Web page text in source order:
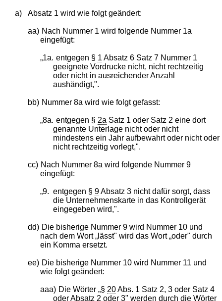
a) Absatz 1 wird wie folgt geändert:
aa) Nach Nummer 1 wird folgende Nummer 1a
eingefügt:
„1a. entgegen § 1 Absatz 6 Satz 7 Nummer 1
geeignete Vordrucke nicht, nicht rechtzeitig
oder nicht in ausreichender Anzahl
aushändigt,".
bb) Nummer 8a wird wie folgt gefasst:
„8a. entgegen § 2a Satz 1 oder Satz 2 eine dort
genannte Unterlage nicht oder nicht
mindestens ein Jahr aufbewahrt oder nicht oder
nicht rechtzeitig vorlegt,".
cc) Nach Nummer 8a wird folgende Nummer 9
eingefügt:
„9. entgegen § 9Absatz 3 nicht dafür sorgt, dass
die Unternehmenskarte in das Kontrollgerät
eingegeben wird,".
dd) Die bisherige Nummer 9 wird Nummer 10 und
nach dem Wort „lässt" wird das Wort „oder" durch
ein Komma ersetzt.
ee) Die bisherige Nummer 10 wird Nummer 11 und
wie folgt geändert:
aaa) Die Wörter „§ 20Abs. 1 Satz 2, 3 oder Satz 4
oder Absatz 2 oder 3" werden durch die Wörter